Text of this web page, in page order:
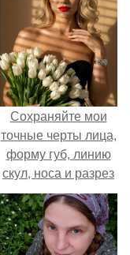
Сохраняйте мои
точные черты лица,
форму губ, линию
скул, носа и разрез
глаз.